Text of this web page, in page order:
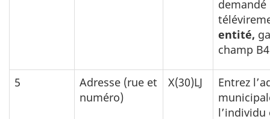
demandé
entité,
champ
5
Adresse (rue et
numéro)
X(30)LJ
Entrez
l’individu